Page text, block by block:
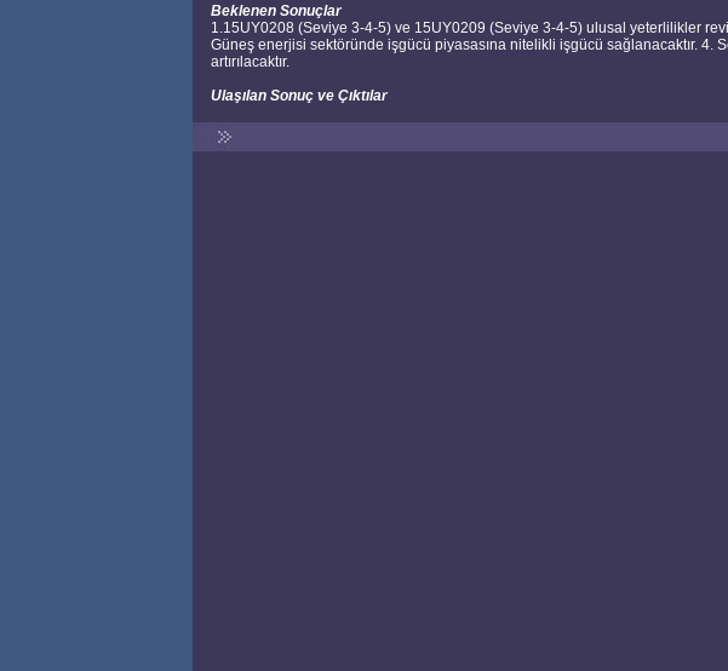
Beklenen Sonuçlar
1.15UY0208 (Seviye 3-4-5) ve 15UY0209 (Seviye 3-4-5) ulusal yeterlilikler
Güneş enerjisi sektöründe işgücü piyasasına nitelikli işgücü sağlanacaktır. 4.
artırılacaktır.
Ulaşılan Sonuç ve Çıktılar